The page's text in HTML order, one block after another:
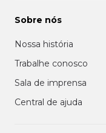
Sobre nós
Nossa história
Trabalhe conosco
Sala de imprensa
Central de ajuda